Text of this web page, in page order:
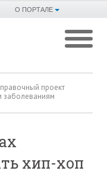
О ПОРТАЛЕ
проект
заболеваниям
хип-хоп